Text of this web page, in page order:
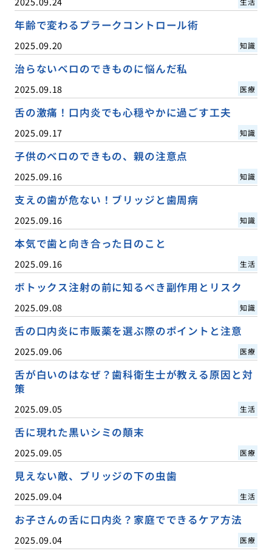
年齢で変わるプラークコントロール術
2025.09.20 知識
治らないベロのできものに悩んだ私
2025.09.18 医療
舌の激痛！口内炎でも心穏やかに過ごす工夫
2025.09.17 知識
子供のベロのできもの、親の注意点
2025.09.16 知識
支えの歯が危ない！ブリッジと歯周病
2025.09.16 知識
本気で歯と向き合った日のこと
2025.09.16 生活
ボトックス注射の前に知るべき副作用とリスク
2025.09.08 知識
舌の口内炎に市販薬を選ぶ際のポイントと注意
2025.09.06 医療
舌が白いのはなぜ？歯科衛生士が教える原因と対
策
2025.09.05 生活
舌に現れた黒いシミの顛末
2025.09.05 医療
見えない敵、ブリッジの下の虫歯
2025.09.04 生活
お子さんの舌に口内炎？家庭でできるケア方法
2025.09.04 医療